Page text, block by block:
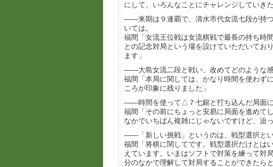
にして、いろんなことにチャレンジしていき
――来期は９連覇で、清水市代女流七段が持
いては。
福間「女流王位戦は女流棋戦で最長の持ち時
との記念対局という場を設けていただいてお
ます」
――大島女流二段と戦い、改めてどのような感
福間「本局に関しては、かなり時間を使わず
ころが印象に残りました」
――時間を使って△７七銀と打ち込んだ局面に
福間「その前にちょっと安易に局面を進めて
なかでいちばん複雑にじゃないですけど、迫
――「新しい挑戦」というのは、戦型選択と
福間「将棋に関してです。戦型選択だけとは
えています。いまはソフトで対策を練って対
分のなかで理解して対局することができたら